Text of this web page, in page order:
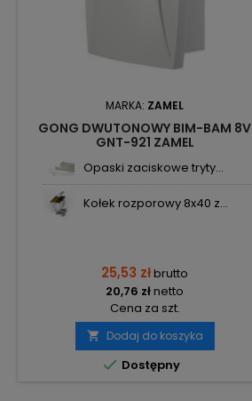
MARKA: ZAMEL
GONG DWUTONOWY BIM-BAM 8V
GNT-921 ZAMEL
Opaski zaciskowe tryty...
Kołek rozporowy 8x40 z...
25,53 złbrutto
20,76 złnetto
Cena za szt.
 Dodaj do koszyka
 Dostępny